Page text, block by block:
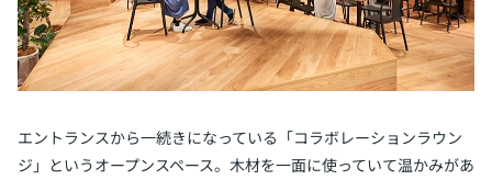
エントランスから一続きになっている「コラボレーションラウン
ジ」というオープンスペース。木材を一面に使っていて温かみがあ